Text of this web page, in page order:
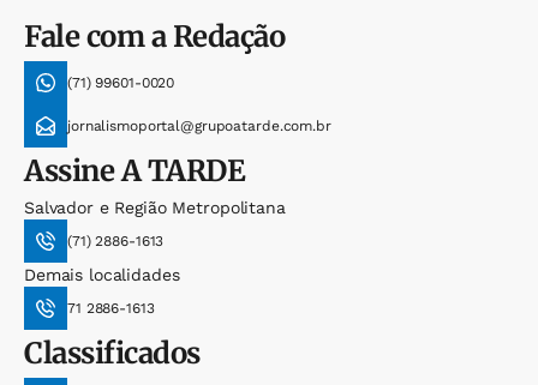
Fale com a Redação
(71) 99601-0020
jornalismoportal@grupoatarde.com.br
AssineA TARDE
Salvador e Região Metropolitana
(71) 2886-1613
Demais localidades
71 2886-1613
Classificados